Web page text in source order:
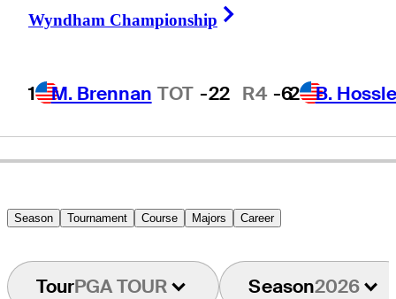
Wyndham Championship
1 M. Brennan TOT -22 R4 -62 B.
Season Tournament Course Majors Career
TourPGA TOUR Season2026